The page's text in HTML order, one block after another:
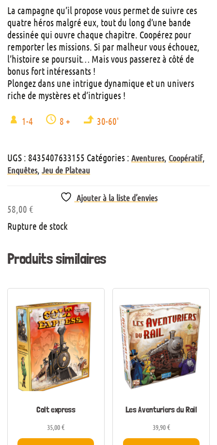
La campagne qu’il propose vous permet de suivre ces
quatre héros malgré eux, tout du long d’une bande
dessinée qui ouvre chaque chapitre. Coopérez pour
remporter les missions. Si par malheur vous échouez,
l’histoire se poursuit… Mais vous passerez à côté de
bonus fort intéressants !
Plongez dans une intrigue dynamique et un univers
riche de mystères et d’intrigues !
1-4 8 + 30-60'
UGS : 8435407633155 Catégories : Aventures, Coopératif,
Enquêtes, Jeu de Plateau
Ajouter à la liste d’envies
58,00 €
Rupture de stock
Produits similaires
Colt express
35,00€
Les Aventuriers du Rail
39,90€